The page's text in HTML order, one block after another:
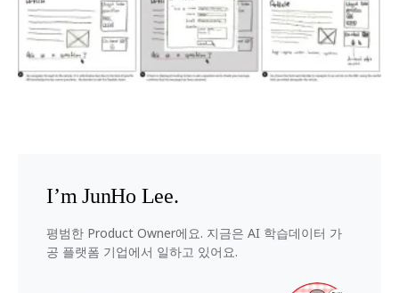
I’m JunHo Lee.
평범한 Product Owner에요. 지금은 AI 학습데이터 가
공 플랫폼 기업에서 일하고 있어요.